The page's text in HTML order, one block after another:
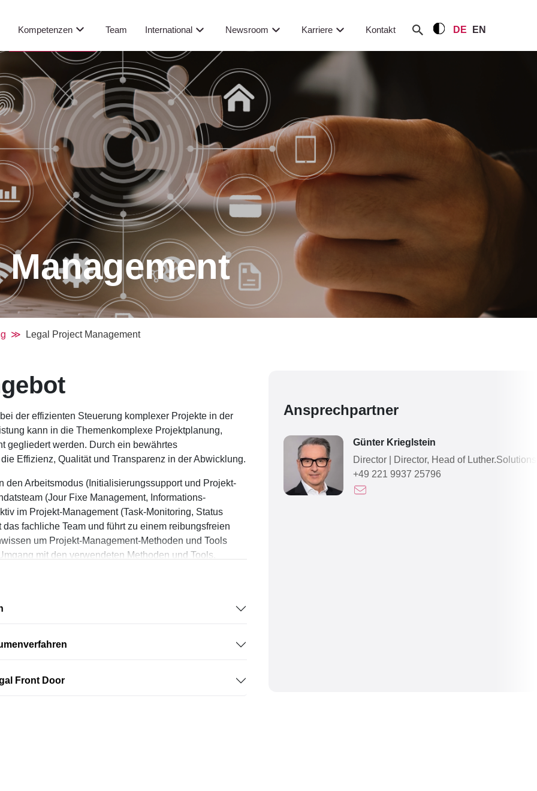
Kompetenzen Team International Newsroom Karriere Kontakt DE EN
Legal Project Management
der effizienten Steuerung komplexer Projekte in der
kann in die Themenkomplexe Projektplanung,
gegliedert werden. Durch ein bewährtes
Effizienz, Qualität und Transparenz in der Abwicklung.
Arbeitsmodus (Initialisierungssupport und Projekt-
(Jour Fixe Management, Informations-
im Projekt-Management (Task-Monitoring, Status
fachliche Team und führt zu einem reibungsfreien
um Projekt-Management-Methoden und Tools
mit den verwendeten Methoden und Tools.
Front Door
Ansprechpartner
Günter Krieglstein
Director
Director, Head of Luther.Solutions
+49 221 9937 25796